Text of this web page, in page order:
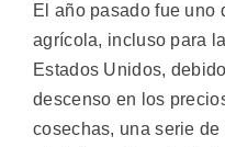
El año pasado fue uno
agrícola, incluso para
Estados Unidos,
descenso en los
cosechas, una serie